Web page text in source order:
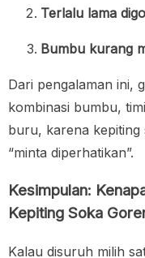
Terlalu lama
Bumbu kurang
Dari pengalaman ini,
kombinasi bumbu,
buru, karena kepiting
“minta diperhatikan”.
Kesimpulan:
Kepiting Soka
Kalau disuruh milih